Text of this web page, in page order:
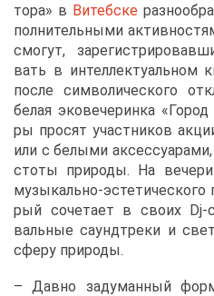
то­ра» в Ви­теб­ске
пол­ни­тель­ны­ми
смо­гут,
вать в ин­тел­лек­ту­аль­ном
по­сле сим­во­ли­че­ско­го
бе­лая эко­ве­че­рин­ка
ры про­сят участ­ни­ков
или с бе­лы­ми
сто­ты при­ро­ды. На
му­зы­каль­но-
рый со­че­та­ет в сво­их Dj-
валь­ные саунд­тре­ки и
сфе­ру при­ро­ды.
– Дав­но за­ду­ман­ный